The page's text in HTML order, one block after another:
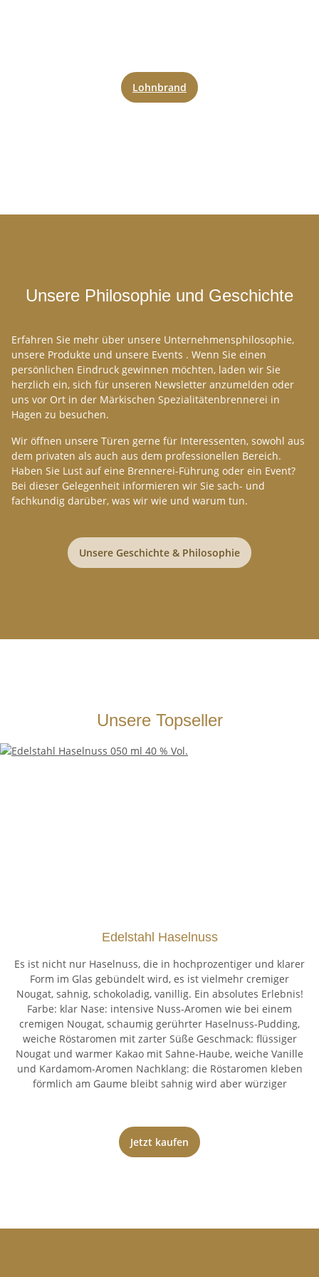
Lohnbrand
Unsere Philosophie und Geschichte
Erfahren Sie mehr über unsere Unternehmensphilosophie,
unsere Produkte und unsere Events . Wenn Sie einen
persönlichen Eindruck gewinnen möchten, laden wir Sie
herzlich ein, sich für unseren Newsletter anzumelden oder
uns vor Ort in der Märkischen Spezialitätenbrennerei in
Hagen zu besuchen.
Wir öffnen unsere Türen gerne für Interessenten, sowohl aus
dem privaten als auch aus dem professionellen Bereich.
Haben Sie Lust auf eine Brennerei-Führung oder ein Event?
Bei dieser Gelegenheit informieren wir Sie sach- und
fachkundig darüber, was wir wie und warum tun.
Unsere Geschichte & Philosophie
Unsere Topseller
Edelstahl Haselnuss
Es ist nicht nur Haselnuss, die in hochprozentiger und klarer
Form im Glas gebündelt wird, es ist vielmehr cremiger
Nougat, sahnig, schokoladig, vanillig. Ein absolutes Erlebnis!
Farbe: klar Nase: intensive Nuss-Aromen wie bei einem
cremigen Nougat, schaumig gerührter Haselnuss-Pudding,
weiche Röstaromen mit zarter Süße Geschmack: flüssiger
Nougat und warmer Kakao mit Sahne-Haube, weiche Vanille
und Kardamom-Aromen Nachklang: die Röstaromen kleben
förmlich am Gaume bleibt sahnig wird aber würziger
Jetzt kaufen